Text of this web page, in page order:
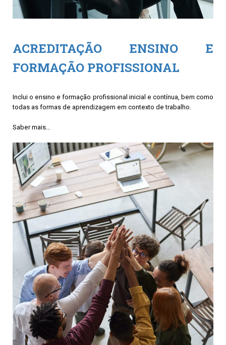
ACREDITAÇÃO ENSINO E
FORMAÇÃO PROFISSIONAL
Inclui o ensino e formação profissional inicial e contínua, bem como
todas as formas de aprendizagem em contexto de trabalho.
Saber mais…